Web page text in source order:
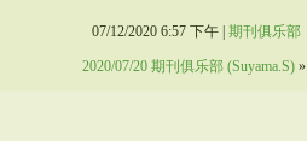
07/12/2020 6:57 下午 |期刊俱乐部
2020/07/20 期刊俱乐部 (Suyama.S)»